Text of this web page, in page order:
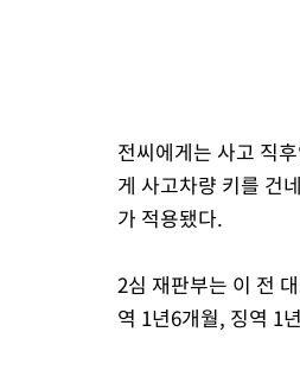
전씨에게는 사고 직
게 사고차량 키를 건
가 적용됐다.
2심 재판부는 이 전
역 1년6개월, 징역 1